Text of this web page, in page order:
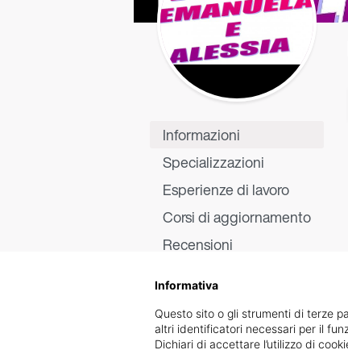
Informazioni
Specializzazioni
Esperienze di lavoro
Corsi di aggiornamento
Recensioni
Informativa
Questo sito o gli strumenti di terze
altri identificatori necessari per il
Dichiari di accettare l’utilizzo di